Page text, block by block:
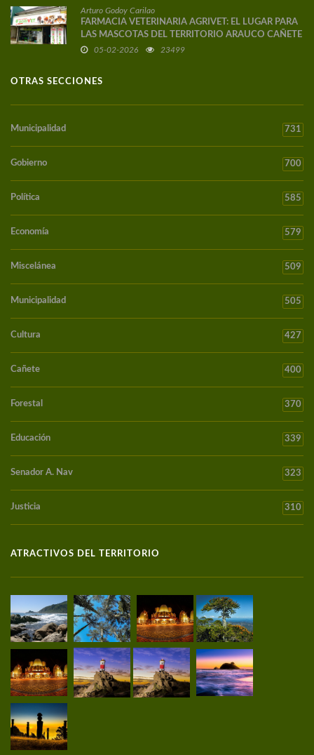
Arturo Godoy Carilao
FARMACIA VETERINARIA AGRIVET: EL LUGAR PARA
LAS MASCOTAS DEL TERRITORIO ARAUCO CAÑETE
05-02-2026 23499
OTRAS SECCIONES
Municipalidad 731
Gobierno 700
Política 585
Economía 579
Miscelánea 509
Municipalidad 505
Cultura 427
Cañete 400
Forestal 370
Educación 339
Senador A. Nav 323
Justicia 310
ATRACTIVOS DEL TERRITORIO